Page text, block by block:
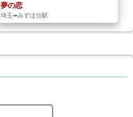
夢の恋
埼玉➠みずほ台駅